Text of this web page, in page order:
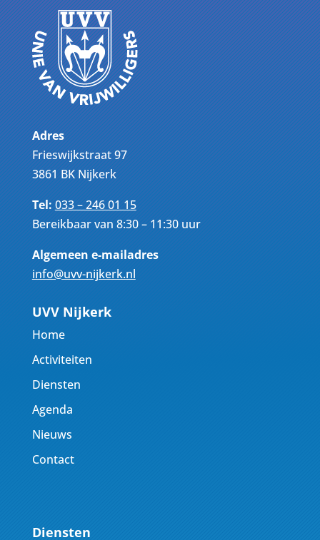
Adres
Frieswijkstraat 97
3861 BK Nijkerk
Tel:033 – 246 01 15
Bereikbaar van 8:30 – 11:30 uur
Algemeen e-mailadres
info@uvv-nijkerk.nl
UVV Nijkerk
Home
Activiteiten
Diensten
Agenda
Nieuws
Contact
Diensten